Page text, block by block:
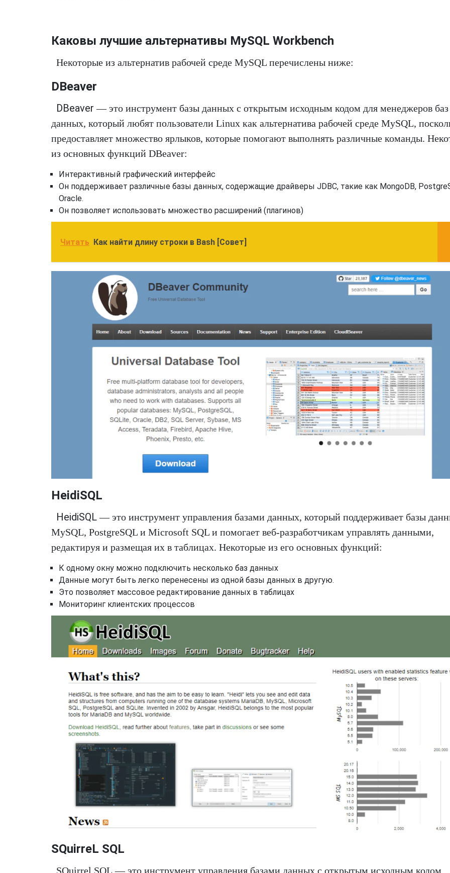
Каковы лучшие альтернативы MySQL Workbench
Некоторые из альтернатив рабочей среде MySQL перечислены ниже:
DBeaver
DBeaver — это инструмент базы данных с открытым исходным кодом для менеджеров баз
данных, который любят пользователи Linux как альтернатива рабочей среде MySQL,
предоставляет множество ярлыков, которые помогают выполнять различные команды.
из основных функций DBeaver:
Интерактивный графический интерфейс
Он поддерживает различные базы данных, содержащие драйверы JDBC, такие как MongoDB,
Oracle.
Он позволяет использовать множество расширений (плагинов)
Читать Как найти длину строки в Bash [Совет]
HeidiSQL
HeidiSQL— это инструмент управления базами данных, который поддерживает базы
MySQL, PostgreSQL и Microsoft SQL и помогает веб-разработчикам управлять данными,
редактируя и размещая их в таблицах. Некоторые из его основных функций:
К одному окну можно подключить несколько баз данных
Данные могут быть легко перенесены из одной базы данных в другую.
Это позволяет массовое редактирование данных в таблицах
Мониторинг клиентских процессов
SQuirreL SQL
SQuirrel SQL — это инструмент управления базами данных с открытым исходным кодом,